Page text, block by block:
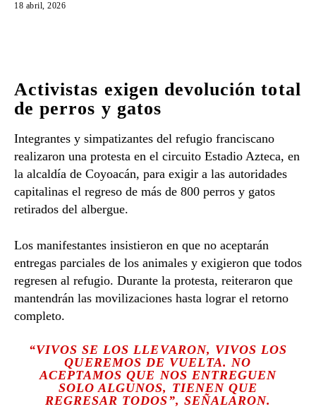
18 abril, 2026
Activistas exigen devolución total
de perros y gatos
Integrantes y simpatizantes del refugio franciscano
realizaron una protesta en el circuito Estadio Azteca, en
la alcaldía de Coyoacán, para exigir a las autoridades
capitalinas el regreso de más de 800 perros y gatos
retirados del albergue.
Los manifestantes insistieron en que no aceptarán
entregas parciales de los animales y exigieron que todos
regresen al refugio. Durante la protesta, reiteraron que
mantendrán las movilizaciones hasta lograr el retorno
completo.
“VIVOS SE LOS LLEVARON, VIVOS LOS
QUEREMOS DE VUELTA. NO
ACEPTAMOS QUE NOS ENTREGUEN
SOLO ALGUNOS, TIENEN QUE
REGRESAR TODOS”, SEÑALARON.